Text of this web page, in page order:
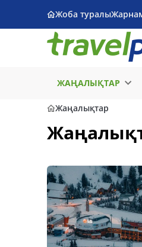
Жоба туралы
ЖАҢАЛЫҚТАР
Жаңалықтар